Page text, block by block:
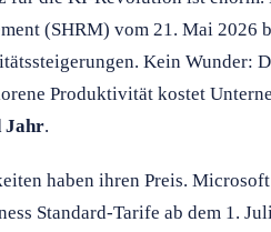
(SHRM) vom 21. Mai 2026
Kein Wunder:
Produktivität kostet
Jahr.
haben ihren Preis.
Standard-Tarife ab dem 1.